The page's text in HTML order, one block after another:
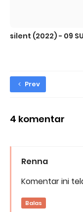
silent (2022) - 09
Prev
4 komentar
Renna
Komentar ini
Balas